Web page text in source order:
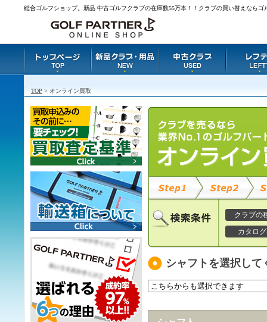
総合ゴルフショップ。新品 中古ゴルフクラブの在庫数55万本！！クラブの買い替えなら
TOP > オンライン買取
クラブの
カタロ
シャフトを選択して